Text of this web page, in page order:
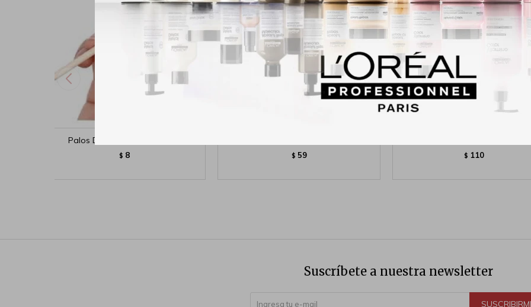
Palos De Naranjo Para Uñas
$ 8 $ 59 $ 110
Suscríbete a nuestra newsletter